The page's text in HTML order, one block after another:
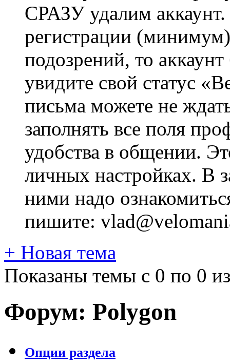
СРАЗУ удалим
регистрации
подозрений, то
увидите свой статус
письма можете не
заполнять все поля
удобства в общении.
личных настройках. В
ними надо
пишите:
+ Новая тема
Показаны темы с 0 по 0
Форум: Polygon
Опции раздела